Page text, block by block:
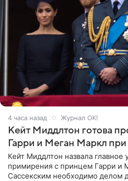
4 часа назад Журнал OK!
Кейт Миддлтон готова
Гарри и Меган Маркл
Кейт Миддлтон назвала главное
примирения с принцем Гарри и
Сассекским необходимо делом